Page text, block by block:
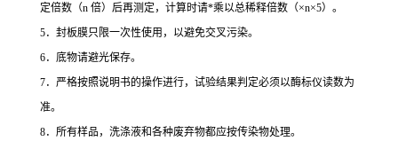
定倍数（n 倍）后再测定，计算时请*乘以总稀释倍数（×n×5）。
5．封板膜只限一次性使用，以避免交叉污染。
6．底物请避光保存。
7．严格按照说明书的操作进行，试验结果判定必须以酶标仪读数为
准。
8．所有样品，洗涤液和各种废弃物都应按传染物处理。